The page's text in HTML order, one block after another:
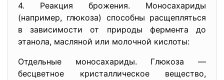
4. Реакция брожения. Моносахариды
(например, глюкоза) способны расщепляться
в зависимости от природы фермента до
этанола, масляной или молочной кислоты:
Отдельные моносахариды. Глюкоза —
бесцветное кристаллическое вещество,